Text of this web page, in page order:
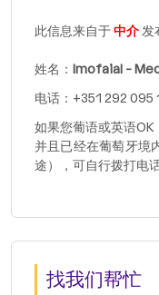
此信息来自于中介发
姓名： Imofaial -
电话：+351 292 095
如果您葡语或英语OK
并且已经在葡萄牙境
途），可自行拨打电话
找我们帮忙